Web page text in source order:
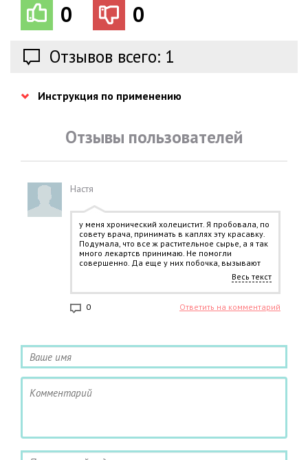
0 0
Отзывов всего: 1
Инструкция по применению
Отзывы пользователей
Настя
у меня хронический холецистит. Я пробовала, по
совету врача, принимать в каплях эту красавку.
Подумала, что все ж растительное сырье, а я так
много лекартсв принимаю. Не помогли
совершенно. Да еще у них побочка, вызывают
учащенное сердцебиение. А у меня и так поВесь текст
0 Ответить на комментарий